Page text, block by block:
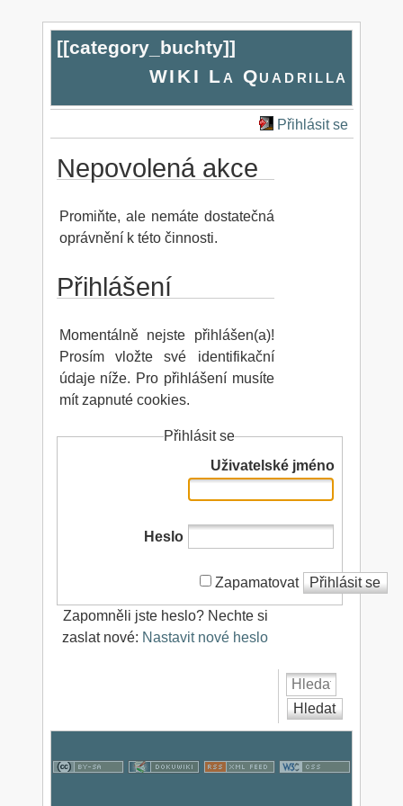
[[category_buchty]]
WIKI La Quadrilla
Přihlásit se
Nepovolená akce
Promiňte, ale nemáte dostatečná
oprávnění k této činnosti.
Přihlášení
Momentálně nejste přihlášen(a)!
Prosím vložte své identifikační
údaje níže. Pro přihlášení musíte
mít zapnuté cookies.
Přihlásit se
Uživatelské jméno
Heslo
Zapamatovat Přihlásit se
Zapomněli jste heslo? Nechte si
zaslat nové: Nastavit nové heslo
Hledat